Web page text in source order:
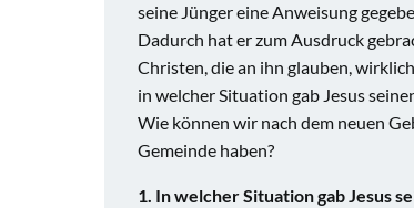
seine Jünger eine Anweisung
Dadurch hat er zum Ausdruck
Christen, die an ihn glauben,
in welcher Situation gab Jesus
Wie können wir nach dem neuen
Gemeinde haben?
1. In welcher Situation gab Jesus